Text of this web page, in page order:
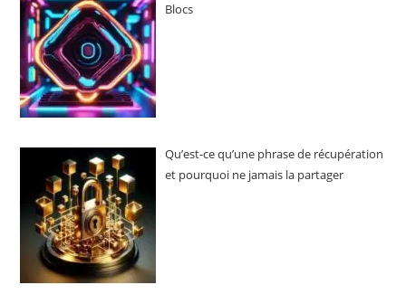
Blocs
Qu’est-ce qu’une phrase de récupération
et pourquoi ne jamais la partager